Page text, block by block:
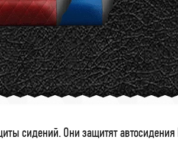
сидений. Они защитят